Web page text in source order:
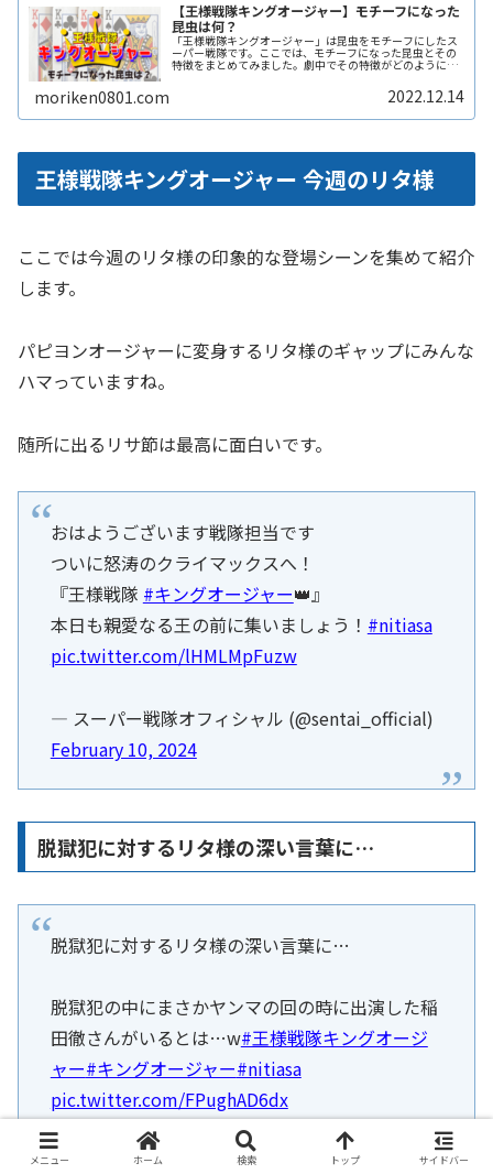
【王様戦隊キングオージャー】モチーフになった
昆虫は何？
「王様戦隊キングオージャー」は昆虫をモチーフにしたス
ーパー戦隊です。ここでは、モチーフになった昆虫とその
特徴をまとめてみました。劇中でその特徴がどのように描
なので、随時まとめていきます。お楽しみに！
moriken0801.com 2022.12.14
王様戦隊キングオージャー 今週のリタ様
ここでは今週のリタ様の印象的な登場シーンを集めて紹介
します。
パピヨンオージャーに変身するリタ様のギャップにみんな
ハマっていますね。
随所に出るリサ節は最高に面白いです。
おはようございます戦隊担当です
ついに怒涛のクライマックスへ！
『王様戦隊 #キングオージャー👑』
本日も親愛なる王の前に集いましょう！ #nitiasa
pic.twitter.com/lHMLMpFuzw
— スーパー戦隊オフィシャル (@sentai_official)
February 10, 2024
脱獄犯に対するリタ様の深い言葉に…
脱獄犯に対するリタ様の深い言葉に…
脱獄犯の中にまさかヤンマの回の時に出演した稲
田徹さんがいるとは…w#王様戦隊キングオージ
ャー#キングオージャー#nitiasa
pic.twitter.com/FPughAD6dx
— 田村真子様（リタ様）大好きっ子
メニュー ホーム 検索 トップ サイドバー